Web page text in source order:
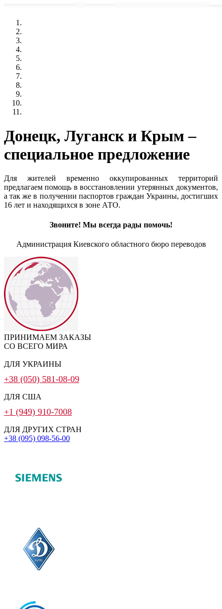
Донецк, Луганск и Крым –
специальное предложение
Для жителей временно оккупированных территорий
предлагаем помощь в восстановлении утерянных документов,
а так же в получении паспортов граждан Украины, достигших
16 лет и находящихся в зоне АТО.
Звоните! Мы всегда рады помочь!
Администрация Киевского областного бюро переводов
ПРИНИМАЕМ ЗАКАЗЫ
СО ВСЕГО МИРА
ДЛЯ УКРАИНЫ
+38 (050) 581-08-09
ДЛЯ США
+1 (949) 910-7008
ДЛЯ ДРУГИХ СТРАН
+38 (095) 098-56-00